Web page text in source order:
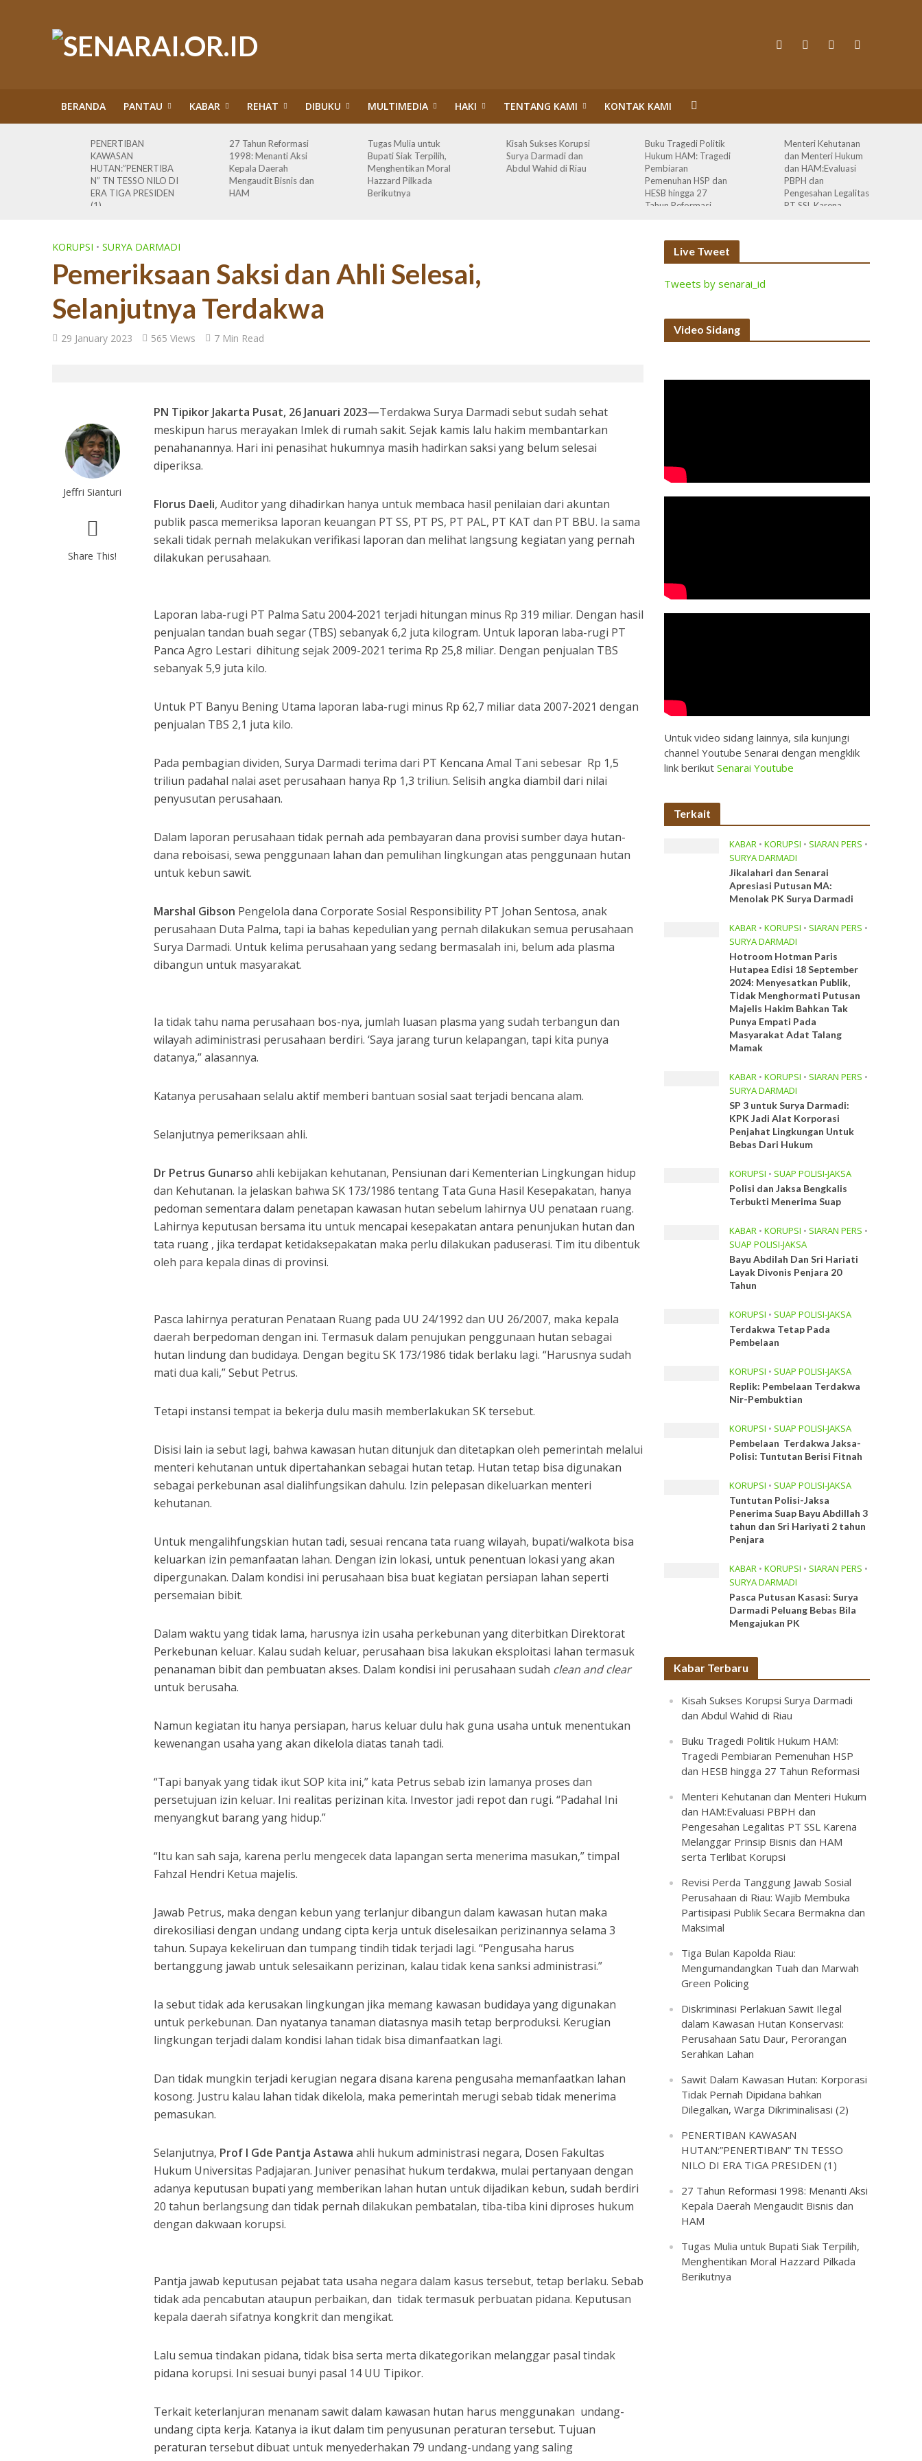
BERANDA PANTAU KABAR REHAT DIBUKU MULTIMEDIA HAKI TENTANG KAMI KONTAK KAMI
PENERTIBAN
KAWASAN
HUTAN:”PENERTIBA
N” TN TESSO NILO DI
ERA TIGA PRESIDEN
(1)
27 Tahun Reformasi
1998: Menanti Aksi
Kepala Daerah
Mengaudit Bisnis dan
HAM
Tugas Mulia untuk
Bupati Siak Terpilih,
Menghentikan Moral
Hazzard Pilkada
Berikutnya
Kisah Sukses Korupsi
Surya Darmadi dan
Abdul Wahid di Riau
Buku Tragedi Politik
Hukum HAM: Tragedi
Pembiaran
Pemenuhan HSP dan
HESB hingga 27
Tahun Reformasi
Menteri Kehutanan
dan Menteri Hukum
dan HAM:Evaluasi
PBPH dan
Pengesahan Legalitas
PT SSL Karena
KORUPSI • SURYA DARMADI
Pemeriksaan Saksi dan Ahli Selesai,
Selanjutnya Terdakwa
29 January 2023 565 Views 7 Min Read
Jeffri Sianturi
Share This!
PN Tipikor Jakarta Pusat, 26 Januari 2023—Terdakwa Surya Darmadi sebut sudah sehat
meskipun harus merayakan Imlek di rumah sakit. Sejak kamis lalu hakim membantarkan
penahanannya. Hari ini penasihat hukumnya masih hadirkan saksi yang belum selesai
diperiksa.
Florus Daeli, Auditor yang dihadirkan hanya untuk membaca hasil penilaian dari akuntan
publik pasca memeriksa laporan keuangan PT SS, PT PS, PT PAL, PT KAT dan PT BBU. Ia sama
sekali tidak pernah melakukan verifikasi laporan dan melihat langsung kegiatan yang pernah
dilakukan perusahaan.
Laporan laba-rugi PT Palma Satu 2004-2021 terjadi hitungan minus Rp 319 miliar. Dengan hasil
penjualan tandan buah segar (TBS) sebanyak 6,2 juta kilogram. Untuk laporan laba-rugi PT
Panca Agro Lestari dihitung sejak 2009-2021 terima Rp 25,8 miliar. Dengan penjualan TBS
sebanyak 5,9 juta kilo.
Untuk PT Banyu Bening Utama laporan laba-rugi minus Rp 62,7 miliar data 2007-2021 dengan
penjualan TBS 2,1 juta kilo.
Pada pembagian dividen, Surya Darmadi terima dari PT Kencana Amal Tani sebesar Rp 1,5
triliun padahal nalai aset perusahaan hanya Rp 1,3 triliun. Selisih angka diambil dari nilai
penyusutan perusahaan.
Dalam laporan perusahaan tidak pernah ada pembayaran dana provisi sumber daya hutan-
dana reboisasi, sewa penggunaan lahan dan pemulihan lingkungan atas penggunaan hutan
untuk kebun sawit.
Marshal Gibson Pengelola dana Corporate Sosial Responsibility PT Johan Sentosa, anak
perusahaan Duta Palma, tapi ia bahas kepedulian yang pernah dilakukan semua perusahaan
Surya Darmadi. Untuk kelima perusahaan yang sedang bermasalah ini, belum ada plasma
dibangun untuk masyarakat.
Ia tidak tahu nama perusahaan bos-nya, jumlah luasan plasma yang sudah terbangun dan
wilayah adiministrasi perusahaan berdiri. ‘Saya jarang turun kelapangan, tapi kita punya
datanya,” alasannya.
Katanya perusahaan selalu aktif memberi bantuan sosial saat terjadi bencana alam.
Selanjutnya pemeriksaan ahli.
Dr Petrus Gunarso ahli kebijakan kehutanan, Pensiunan dari Kementerian Lingkungan hidup
dan Kehutanan. Ia jelaskan bahwa SK 173/1986 tentang Tata Guna Hasil Kesepakatan, hanya
pedoman sementara dalam penetapan kawasan hutan sebelum lahirnya UU penataan ruang.
Lahirnya keputusan bersama itu untuk mencapai kesepakatan antara penunjukan hutan dan
tata ruang , jika terdapat ketidaksepakatan maka perlu dilakukan paduserasi. Tim itu dibentuk
oleh para kepala dinas di provinsi.
Pasca lahirnya peraturan Penataan Ruang pada UU 24/1992 dan UU 26/2007, maka kepala
daerah berpedoman dengan ini. Termasuk dalam penujukan penggunaan hutan sebagai
hutan lindung dan budidaya. Dengan begitu SK 173/1986 tidak berlaku lagi. “Harusnya sudah
mati dua kali,” Sebut Petrus.
Tetapi instansi tempat ia bekerja dulu masih memberlakukan SK tersebut.
Disisi lain ia sebut lagi, bahwa kawasan hutan ditunjuk dan ditetapkan oleh pemerintah melalui
menteri kehutanan untuk dipertahankan sebagai hutan tetap. Hutan tetap bisa digunakan
sebagai perkebunan asal dialihfungsikan dahulu. Izin pelepasan dikeluarkan menteri
kehutanan.
Untuk mengalihfungskian hutan tadi, sesuai rencana tata ruang wilayah, bupati/walkota bisa
keluarkan izin pemanfaatan lahan. Dengan izin lokasi, untuk penentuan lokasi yang akan
dipergunakan. Dalam kondisi ini perusahaan bisa buat kegiatan persiapan lahan seperti
persemaian bibit.
Dalam waktu yang tidak lama, harusnya izin usaha perkebunan yang diterbitkan Direktorat
Perkebunan keluar. Kalau sudah keluar, perusahaan bisa lakukan eksploitasi lahan termasuk
penanaman bibit dan pembuatan akses. Dalam kondisi ini perusahaan sudah clean and clear
untuk berusaha.
Namun kegiatan itu hanya persiapan, harus keluar dulu hak guna usaha untuk menentukan
kewenangan usaha yang akan dikelola diatas tanah tadi.
“Tapi banyak yang tidak ikut SOP kita ini,” kata Petrus sebab izin lamanya proses dan
persetujuan izin keluar. Ini realitas perizinan kita. Investor jadi repot dan rugi. “Padahal Ini
menyangkut barang yang hidup.”
“Itu kan sah saja, karena perlu mengecek data lapangan serta menerima masukan,” timpal
Fahzal Hendri Ketua majelis.
Jawab Petrus, maka dengan kebun yang terlanjur dibangun dalam kawasan hutan maka
direkosiliasi dengan undang undang cipta kerja untuk diselesaikan perizinannya selama 3
tahun. Supaya kekeliruan dan tumpang tindih tidak terjadi lagi. “Pengusaha harus
bertanggung jawab untuk selesaikann perizinan, kalau tidak kena sanksi administrasi.”
Ia sebut tidak ada kerusakan lingkungan jika memang kawasan budidaya yang digunakan
untuk perkebunan. Dan nyatanya tanaman diatasnya masih tetap berproduksi. Kerugian
lingkungan terjadi dalam kondisi lahan tidak bisa dimanfaatkan lagi.
Dan tidak mungkin terjadi kerugian negara disana karena pengusaha memanfaatkan lahan
kosong. Justru kalau lahan tidak dikelola, maka pemerintah merugi sebab tidak menerima
pemasukan.
Selanjutnya, Prof I Gde Pantja Astawa ahli hukum administrasi negara, Dosen Fakultas
Hukum Universitas Padjajaran. Juniver penasihat hukum terdakwa, mulai pertanyaan dengan
adanya keputusan bupati yang memberikan lahan hutan untuk dijadikan kebun, sudah berdiri
20 tahun berlangsung dan tidak pernah dilakukan pembatalan, tiba-tiba kini diproses hukum
dengan dakwaan korupsi.
Pantja jawab keputusan pejabat tata usaha negara dalam kasus tersebut, tetap berlaku. Sebab
tidak ada pencabutan ataupun perbaikan, dan tidak termasuk perbuatan pidana. Keputusan
kepala daerah sifatnya kongkrit dan mengikat.
Lalu semua tindakan pidana, tidak bisa serta merta dikategorikan melanggar pasal tindak
pidana korupsi. Ini sesuai bunyi pasal 14 UU Tipikor.
Terkait keterlanjuran menanam sawit dalam kawasan hutan harus menggunakan undang-
undang cipta kerja. Katanya ia ikut dalam tim penyusunan peraturan tersebut. Tujuan
peraturan tersebut dibuat untuk menyederhakan 79 undang-undang yang saling
Live Tweet
Tweets by senarai_id
Video Sidang
Untuk video sidang lainnya, sila kunjungi
channel Youtube Senarai dengan mengklik
link berikutSenarai Youtube
Terkait
KABAR • KORUPSI • SIARAN PERS •
SURYA DARMADI
Jikalahari dan Senarai
Apresiasi Putusan MA:
Menolak PK Surya Darmadi
KABAR • KORUPSI • SIARAN PERS •
SURYA DARMADI
Hotroom Hotman Paris
Hutapea Edisi 18 September
2024: Menyesatkan Publik,
Tidak Menghormati Putusan
Majelis Hakim Bahkan Tak
Punya Empati Pada
Masyarakat Adat Talang
Mamak
KABAR • KORUPSI • SIARAN PERS •
SURYA DARMADI
SP 3 untuk Surya Darmadi:
KPK Jadi Alat Korporasi
Penjahat Lingkungan Untuk
Bebas Dari Hukum
KORUPSI • SUAP POLISI-JAKSA
Polisi dan Jaksa Bengkalis
Terbukti Menerima Suap
KABAR • KORUPSI • SIARAN PERS •
SUAP POLISI-JAKSA
Bayu Abdilah Dan Sri Hariati
Layak Divonis Penjara 20
Tahun
KORUPSI • SUAP POLISI-JAKSA
Terdakwa Tetap Pada
Pembelaan
KORUPSI • SUAP POLISI-JAKSA
Replik: Pembelaan Terdakwa
Nir-Pembuktian
KORUPSI • SUAP POLISI-JAKSA
Pembelaan Terdakwa Jaksa-
Polisi: Tuntutan Berisi Fitnah
KORUPSI • SUAP POLISI-JAKSA
Tuntutan Polisi-Jaksa
Penerima Suap Bayu Abdillah 3
tahun dan Sri Hariyati 2 tahun
Penjara
KABAR • KORUPSI • SIARAN PERS •
SURYA DARMADI
Pasca Putusan Kasasi: Surya
Darmadi Peluang Bebas Bila
Mengajukan PK
Kabar Terbaru
Kisah Sukses Korupsi Surya Darmadi
dan Abdul Wahid di Riau
Buku Tragedi Politik Hukum HAM:
Tragedi Pembiaran Pemenuhan HSP
dan HESB hingga 27 Tahun Reformasi
Menteri Kehutanan dan Menteri Hukum
dan HAM:Evaluasi PBPH dan
Pengesahan Legalitas PT SSL Karena
Melanggar Prinsip Bisnis dan HAM
serta Terlibat Korupsi
Revisi Perda Tanggung Jawab Sosial
Perusahaan di Riau: Wajib Membuka
Partisipasi Publik Secara Bermakna dan
Maksimal
Tiga Bulan Kapolda Riau:
Mengumandangkan Tuah dan Marwah
Green Policing
Diskriminasi Perlakuan Sawit Ilegal
dalam Kawasan Hutan Konservasi:
Perusahaan Satu Daur, Perorangan
Serahkan Lahan
Sawit Dalam Kawasan Hutan: Korporasi
Tidak Pernah Dipidana bahkan
Dilegalkan, Warga Dikriminalisasi (2)
PENERTIBAN KAWASAN
HUTAN:”PENERTIBAN” TN TESSO
NILO DI ERA TIGA PRESIDEN (1)
27 Tahun Reformasi 1998: Menanti Aksi
Kepala Daerah Mengaudit Bisnis dan
HAM
Tugas Mulia untuk Bupati Siak Terpilih,
Menghentikan Moral Hazzard Pilkada
Berikutnya